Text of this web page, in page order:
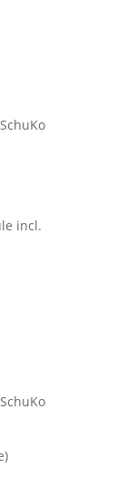
incl.
SchuKo